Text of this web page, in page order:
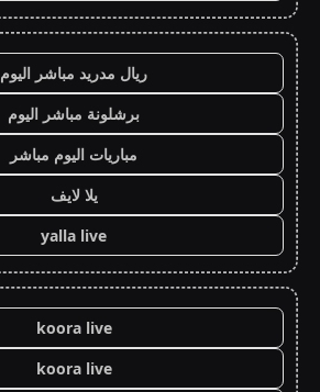
ريال مدريد مباشر اليوم
برشلونة مباشر اليوم
مباريات اليوم مباشر
يلا لايف
yalla live
koora live
koora live